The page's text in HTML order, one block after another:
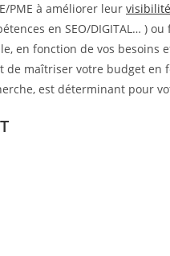
PME à améliorer leur
en SEO/DIGITAL… )
en fonction de vos
maîtriser votre budget en
est déterminant pour